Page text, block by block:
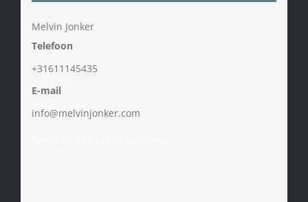
Melvin Jonker
Telefoon
+31611145435
E-mail
info@melvinjonker.com